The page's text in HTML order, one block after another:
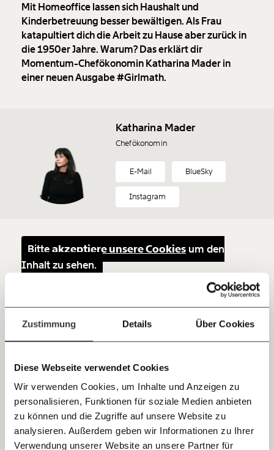
Zustimmung Details Über Cookies
Diese Webseite verwendet Cookies
Wir verwenden Cookies, um Inhalte und Anzeigen zu
personalisieren, Funktionen für soziale Medien anbieten
zu können und die Zugriffe auf unsere Website zu
analysieren. Außerdem geben wir Informationen zu Ihrer
Verwendung unserer Website an unsere Partner für
Immer auf dem Laufenden
Veränderung
Fördermitgliedund wir können gemeinsam
unsere Wirtschaft so gestalten, dass sie für alle
funktioniert. Unsere Recherchen sind für alle frei im
Netz. Unabhängig und werbefrei. Und das wird auch
so bleiben. Kämpf’ mit uns für den Fortschritt und
unterstütze uns mit Deinem Mitgliedsbeitrag.
Hier unsere IBAN: AT34 4300 0498 0007 6017
Kontoinhaber: Momentum Institut - Verein für
sozialen Fortschritt
Jetzt
einfach
teilen.
E-Mail
Whatsapp
Mit Homeoffice lassen sich Haushalt und
Kinderbetreuung besser bewältigen. Als Frau
katapultiert dich die Arbeit zu Hause aber zurück in
die 1950er Jahre. Warum? Das erklärt dir
Momentum-Chefökonomin Katharina Mader in
einer neuen Ausgabe #Girlmath.
Katharina Mader
Chefökonomin
E-Mail BlueSky
Instagram
Bitteakzeptiere unsere Cookies um den
Inhalt zu sehen.
Flexibles Arbeiten im
Homeoffice ist super?
Heejung Chungzeigt in ihrem neuen Buch, dass
Nachteile bringt: Wir arbeiten mehr Stunden, unser
Arbeitsstress steigt und - ausgerechnet - unsere
Work-Life-Balance ist mieser.